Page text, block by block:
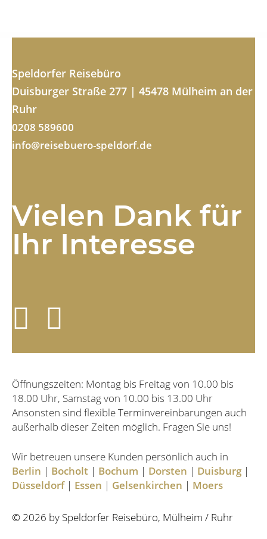
Speldorfer Reisebüro
Duisburger Straße 277 | 45478 Mülheim an der
Ruhr
0208 589600
info@reisebuero-speldorf.de
Vielen Dank für
Ihr Interesse
Öffnungszeiten: Montag bis Freitag von 10.00 bis
18.00 Uhr, Samstag von 10.00 bis 13.00 Uhr
Ansonsten sind flexible Terminvereinbarungen auch
außerhalb dieser Zeiten möglich. Fragen Sie uns!
Wir betreuen unsere Kunden persönlich auch in
Berlin | Bocholt | Bochum | Dorsten | Duisburg |
Düsseldorf| Essen | Gelsenkirchen | Moers
© 2026 by Speldorfer Reisebüro, Mülheim / Ruhr